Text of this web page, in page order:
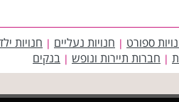
ספורט | חנויות נעליים | חנויות
| חברות תיירות ונופש | בנקים